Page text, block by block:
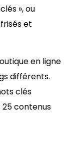
», ou
et
en ligne
différents.
clés
contenus